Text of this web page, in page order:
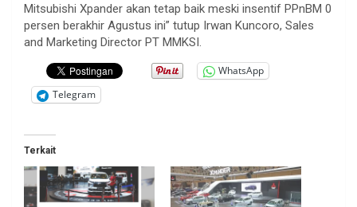
Mitsubishi Xpander akan tetap baik meski insentif PPnBM 0
persen berakhir Agustus ini” tutup Irwan Kuncoro, Sales
and Marketing Director PT MMKSI.
WhatsApp
Telegram
Terkait